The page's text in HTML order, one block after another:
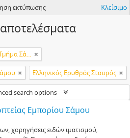
εκτύπωσης Κλείσιμο
Γενικά Αρχεία του Κράτους - Τμήμα Σάμου
Ελληνικός Ερυθρός Σταυρός
search options
Εμπορίου Σάμου
χορηγήσεις ειδών ιματισμού,